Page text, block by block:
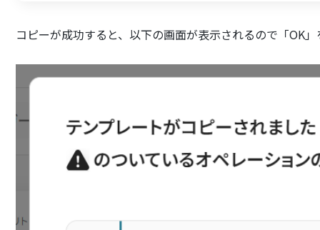
コピーが成功すると、以下の画面が表示されるので「OK